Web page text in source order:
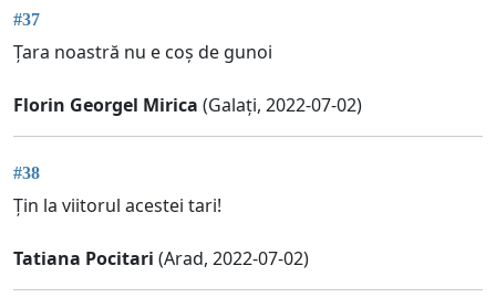
#37
Țara noastră nu e coș de gunoi
Florin Georgel Mirica (Galați, 2022-07-02)
#38
Țin la viitorul acestei tari!
Tatiana Pocitari (Arad, 2022-07-02)